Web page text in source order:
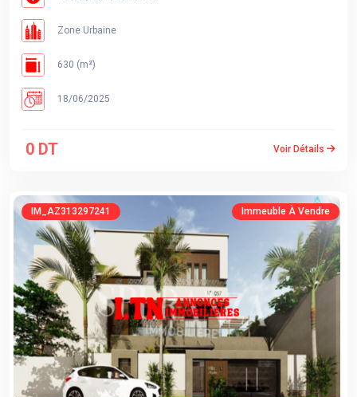
Zone Urbaine
630 (m²)
18/06/2025
0 DT Voir Détails
IM_AZ313297241 Immeuble À Vendre